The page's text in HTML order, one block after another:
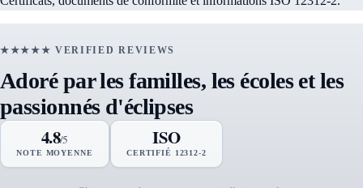
★★★★★ VERIFIED REVIEWS
Adoré par les familles, les écoles et les
passionnés d'éclipses
4.8/5
NOTE MOYENNE
ISO
CERTIFIÉ 12312-2